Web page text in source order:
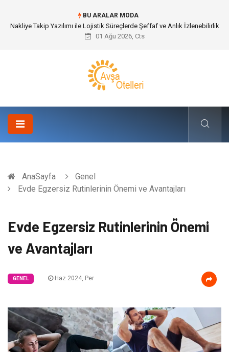
BU ARALAR MODA
Galericilik Belgesi Almanın Avantajları Nelerdir?
01 Ağu 2026, Cts
AnaSayfa
Genel
Evde Egzersiz Rutinlerinin Önemi ve Avantajları
Evde Egzersiz Rutinlerinin Önemi
ve Avantajları
GENEL Haz 2024, Per